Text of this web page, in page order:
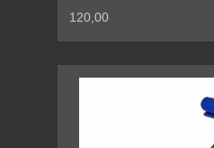
120,00